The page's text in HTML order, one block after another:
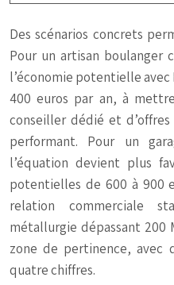
Des scénarios concrets
Pour un artisan boulanger
l’économie potentielle
400 euros par an, à
conseiller dédié et
performant. Pour un
l’équation devient plus
potentielles de 600 à 900
relation commerciale
métallurgie dépassant 200
zone de pertinence, avec
quatre chiffres.